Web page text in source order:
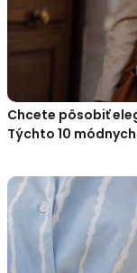
Chcete pôsobiť
Týchto 10